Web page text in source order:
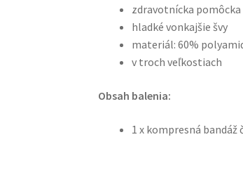
zdravotnícka pomôcka
hladké vonkajšie švy
materiál: 60%
v troch veľkostiach
Obsah balenia:
1 x kompresná